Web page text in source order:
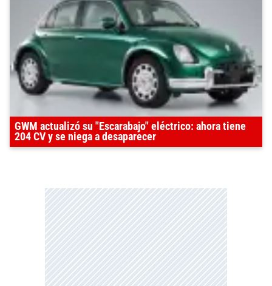
GWM actualizó su "Escarabajo" eléctrico: ahora tiene
204 CV y se niega a desaparecer